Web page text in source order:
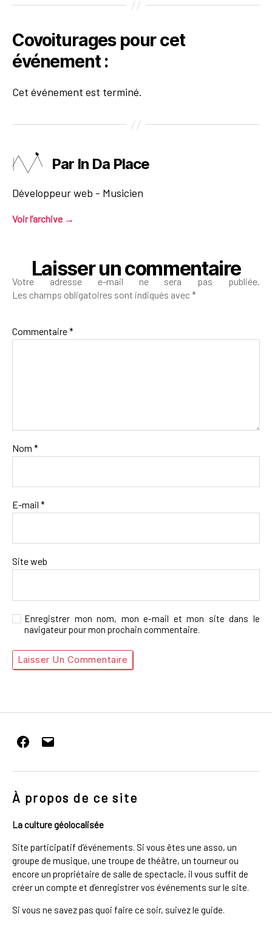
Covoiturages pour cet
événement :
Cet événement est terminé.
Par In Da Place
Développeur web - Musicien
Voir l’archive →
Laisser un commentaire
Votre adresse e-mail ne sera pas publiée.
Les champs obligatoires sont indiqués avec*
Commentaire*
Nom *
E-mail *
Site web
Enregistrer mon nom, mon e-mail et mon site dans le
navigateur pour mon prochain commentaire.
Facebook
E-
mail
À propos de ce site
La culture géolocalisée
Site participatif d’événements. Si vous êtes une asso, un
groupe de musique, une troupe de théâtre, un tourneur ou
encore un propriétaire de salle de spectacle, il vous suffit de
créer un compte et d’enregistrer vos événements sur le site.
Si vous ne savez pas quoi faire ce soir, suivez le guide.